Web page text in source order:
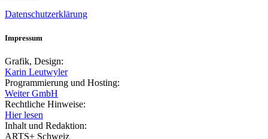
Datenschutzerklärung
Impressum
Grafik, Design:
Karin Leutwyler
Programmierung und Hosting:
Weiter GmbH
Rechtliche Hinweise:
Hier lesen
Inhalt und Redaktion:
ARTS+ Schweiz